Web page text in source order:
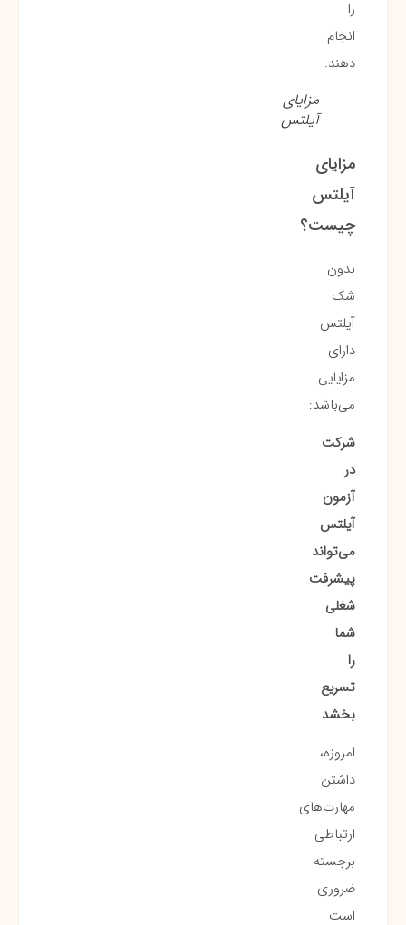
را
انجام
دهند.
مزایای
آیلتس
مزایای
آیلتس
چیست؟
بدون
شک
آیلتس
دارای
مزایایی
می‌باشد:
شرکت
در
آزمون
آیلتس
می‌تواند
پیشرفت
شغلی
شما
را
تسریع
بخشد
امروزه،
داشتن
مهارت‌های
ارتباطی
برجسته
ضروری
است